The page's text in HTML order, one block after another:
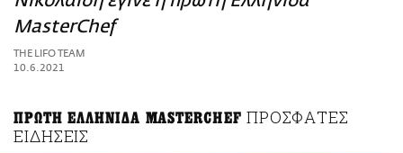
ΑΜΠΑ
PRINT
MasterChef
THE LIFO TEAM
10.6.2021
ΠΡΩΤΗ ΕΛΛΗΝΙΔΑ MASTERCHEF ΠΡΟΣΦΑΤΕΣ
ΕΙΔΗΣΕΙΣ